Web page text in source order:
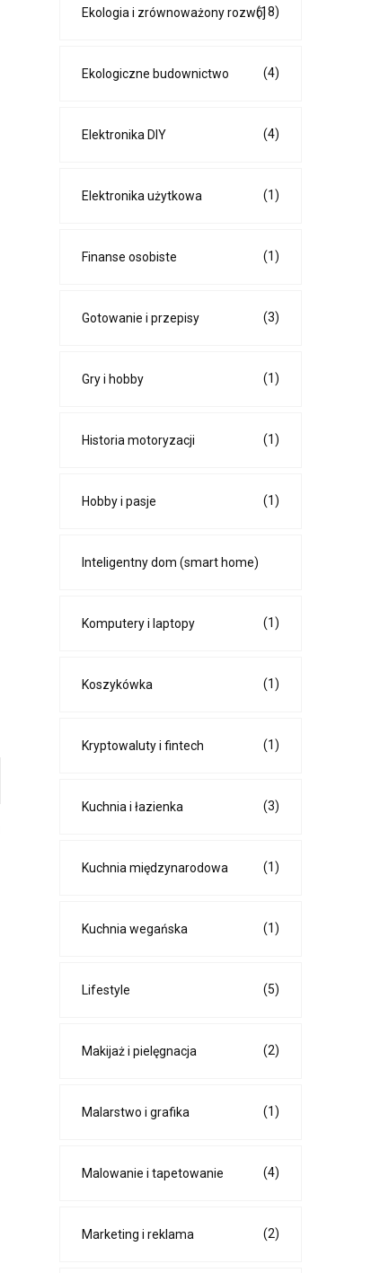
Ekologia i zrównoważony rozwój(18)
Ekologiczne budownictwo (4)
Elektronika DIY (4)
Elektronika użytkowa (1)
Finanse osobiste (1)
Gotowanie i przepisy (3)
Gry i hobby (1)
Historia motoryzacji (1)
Hobby i pasje (1)
Inteligentny dom (smart home)
Komputery i laptopy (1)
Koszykówka (1)
Kryptowaluty i fintech (1)
Kuchnia i łazienka (3)
Kuchnia międzynarodowa (1)
Kuchnia wegańska (1)
Lifestyle (5)
Makijaż i pielęgnacja (2)
Malarstwo i grafika (1)
Malowanie i tapetowanie (4)
Marketing i reklama (2)